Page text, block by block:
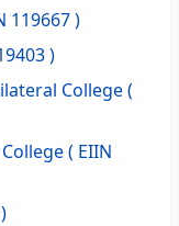
119667 )
)
College(
( EIIN